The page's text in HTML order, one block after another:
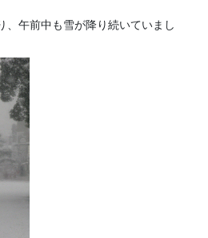
、午前中も雪が降り続いていまし